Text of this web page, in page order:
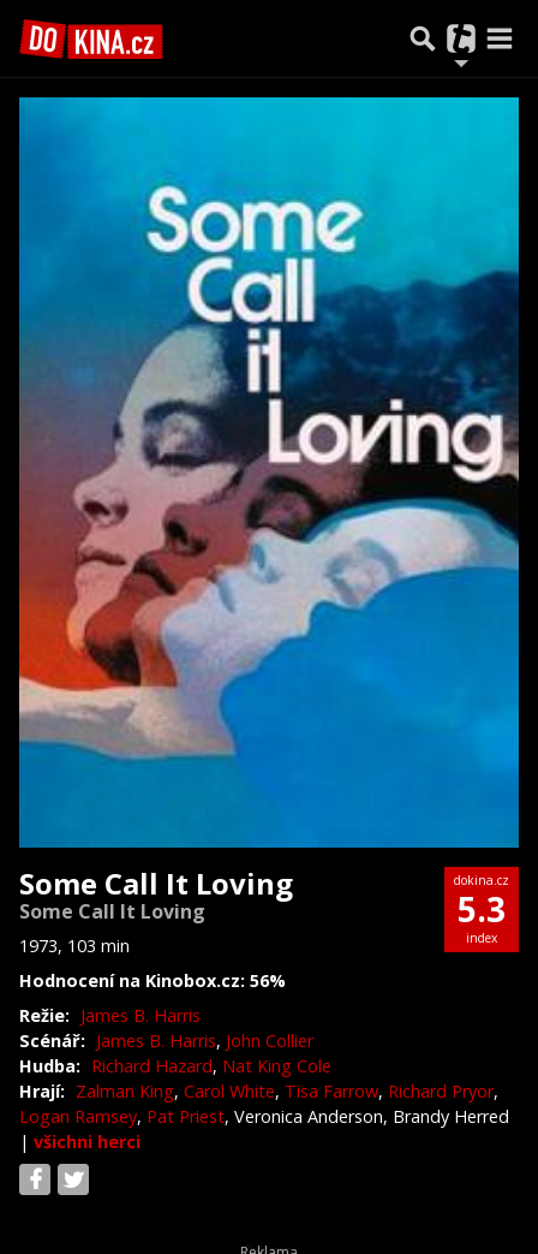
Some Call It Loving
Some Call It Loving
1973, 103 min
Hodnocení na Kinobox.cz: 56%
dokina.cz
5.3
index
Režie: James B. Harris
Scénář: James B. Harris, John Collier
Hudba: Richard Hazard, Nat King Cole
Hrají: Zalman King, Carol White, Tisa Farrow, Richard Pryor,
Logan Ramsey, Pat Priest, Veronica Anderson, Brandy Herred
| všichni herci